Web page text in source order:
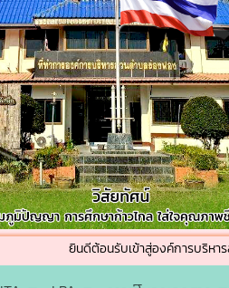
ยินดีต้อนรับเข้าสู่องค์การบริหารส่วนตำบลร่อ